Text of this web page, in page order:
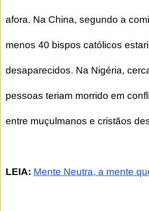
afora. Na China, segundo a
menos 40 bispos católicos
desaparecidos. Na Nigéria,
pessoas teriam morrido em
entre muçulmanos e cristãos
LEIA: Mente Neutra, a mente